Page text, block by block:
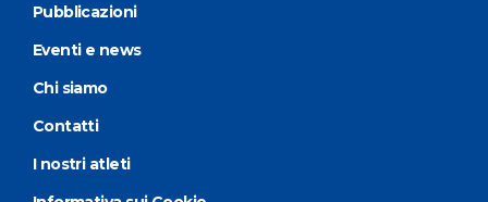
Pubblicazioni
Eventi e news
Chi siamo
Contatti
I nostri atleti